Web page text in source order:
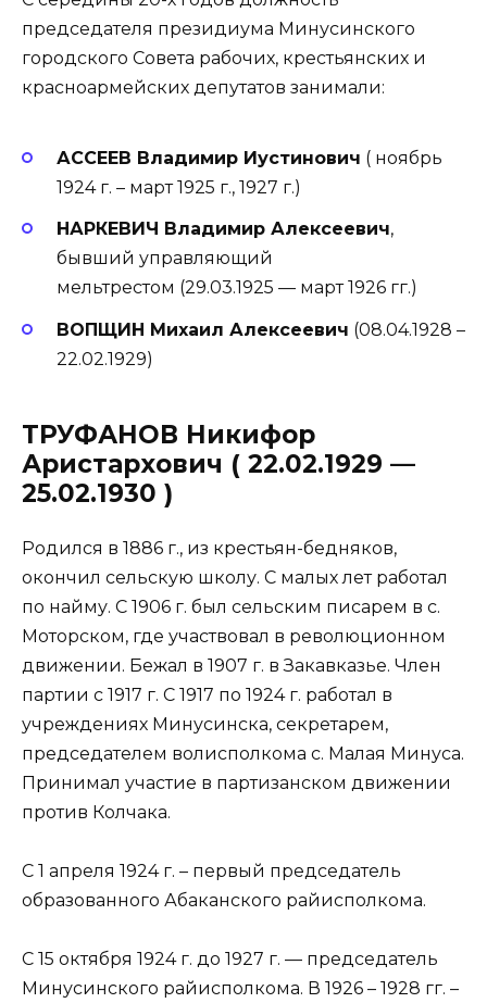
председателя президиума Минусинского
городского Совета рабочих, крестьянских и
красноармейских депутатов занимали:
АССЕЕВ Владимир Иустинович ( ноябрь
1924 г. – март 1925 г., 1927 г.)
НАРКЕВИЧ Владимир Алексеевич,
бывший управляющий
мельтрестом (29.03.1925 — март 1926 гг.)
ВОПЩИН Михаил Алексеевич (08.04.1928 –
22.02.1929)
ТРУФАНОВ Никифор
Аристархович ( 22.02.1929 —
25.02.1930 )
Родился в 1886 г., из крестьян-бедняков,
окончил сельскую школу. С малых лет работал
по найму. С 1906 г. был сельским писарем в с.
Моторском, где участвовал в революционном
движении. Бежал в 1907 г. в Закавказье. Член
партии с 1917 г. С 1917 по 1924 г. работал в
учреждениях Минусинска, секретарем,
председателем волисполкома с. Малая Минуса.
Принимал участие в партизанском движении
против Колчака.
С 1 апреля 1924 г. – первый председатель
образованного Абаканского райисполкома.
С 15 октября 1924 г. до 1927 г. — председатель
Минусинского райисполкома. В 1926 – 1928 гг. –